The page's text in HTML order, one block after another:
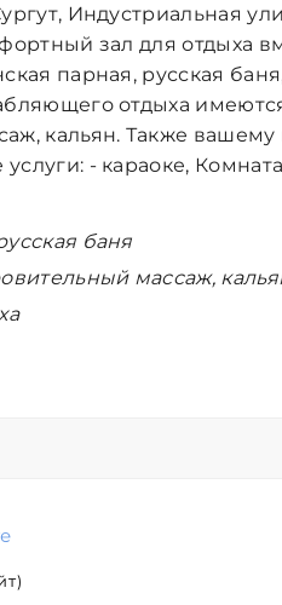
Индустриальная
зал для отдыха
парная, русская
отдыха
кальян. Также
- караоке,
баня
массаж,